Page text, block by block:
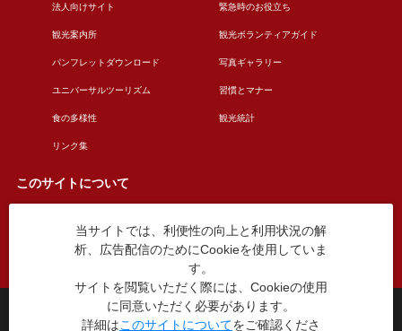
法人向けサイト 緊急時のお役立ち
観光案内所 観光ボランティアガイド
パンフレットダウンロード 写真ギャラリー
ユニバーサルツーリズム 習慣とマナー
食の多様性 観光統計
リンク集
このサイトについて
このサイトについて 広告掲載について
お問い合わせ
台東区役所観光課
〒110-8615 東京都台東区東上野4丁目5番6号
当サイトでは、利便性の向上と利用状況の解
析、広告配信のためにCookieを使用していま
す。
サイトを閲覧いただく際には、Cookieの使用
に同意いただく必要があります。
詳細はこのサイトについてをご確認くださ